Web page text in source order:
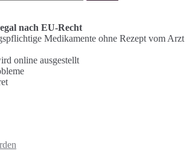
nach EU-Recht
Medikamente ohne Rezept vom Arzt
online ausgestellt